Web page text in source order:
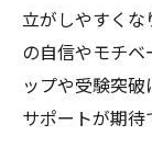
立がしやすくな
の自信やモチ
ップや受験突
サポートが期待